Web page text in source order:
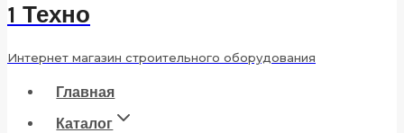
1 Техно
Интернет магазин строительного оборудования
Главная
Каталог